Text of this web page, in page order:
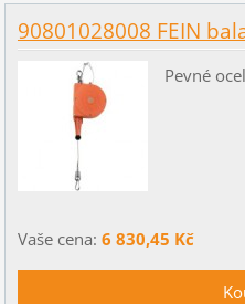
90801028008 FEIN
Pevné
Vaše cena: 6 830,45 Kč